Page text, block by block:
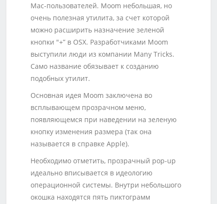
Mac-пользователей. Moom небольшая, но
очень полезная утилита, за счет которой
можно расширить назначение зеленой
кнопки "+” в OSX. Разработчиками Moom
выступили люди из компании Many Tricks.
Само название обязывает к созданию
подобных утилит.
Основная идея Moom заключена во
всплывающем прозрачном меню,
появляющемся при наведении на зеленую
кнопку изменения размера (так она
называется в справке Apple).
Необходимо отметить, прозрачный pop-up
идеально вписывается в идеологию
операционной системы. Внутри небольшого
окошка находятся пять пиктограмм